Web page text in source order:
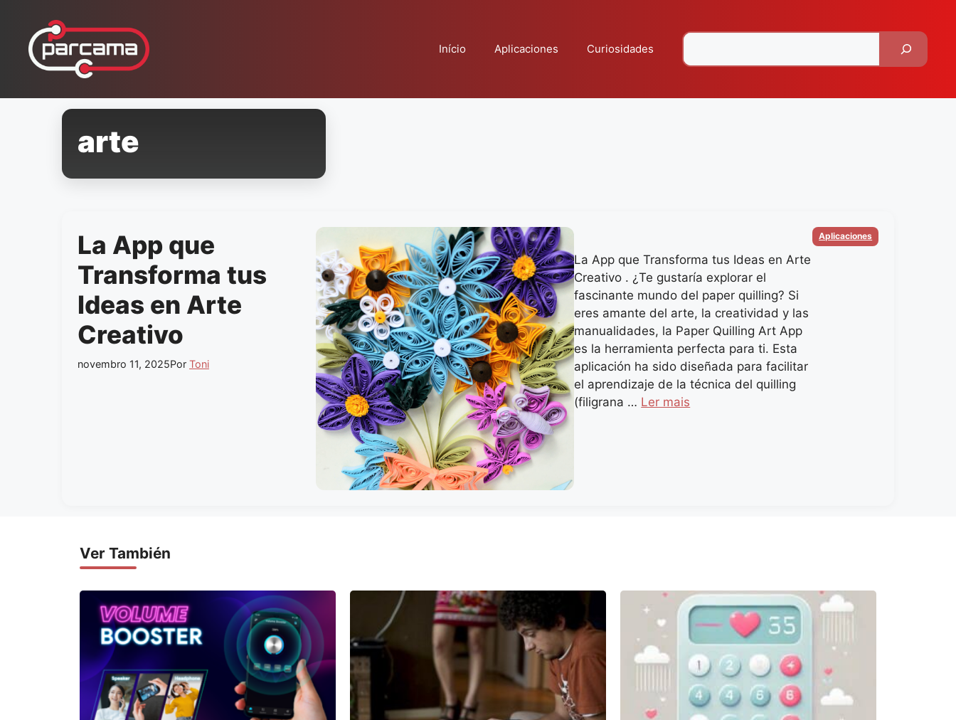
conteúdo
Início Aplicaciones Curiosidades
arte
La App que
Transforma tus
Ideas en Arte
Creativo
novembro 11, 2025Por Toni
La App que Transforma tus Ideas en Arte
Creativo . ¿Te gustaría explorar el
fascinante mundo del paper quilling? Si
eres amante del arte, la creatividad y las
manualidades, la Paper Quilling Art App
es la herramienta perfecta para ti. Esta
aplicación ha sido diseñada para facilitar
el aprendizaje de la técnica del quilling
(filigrana … Ler mais
Categorias
Aplicaciones
Ver También